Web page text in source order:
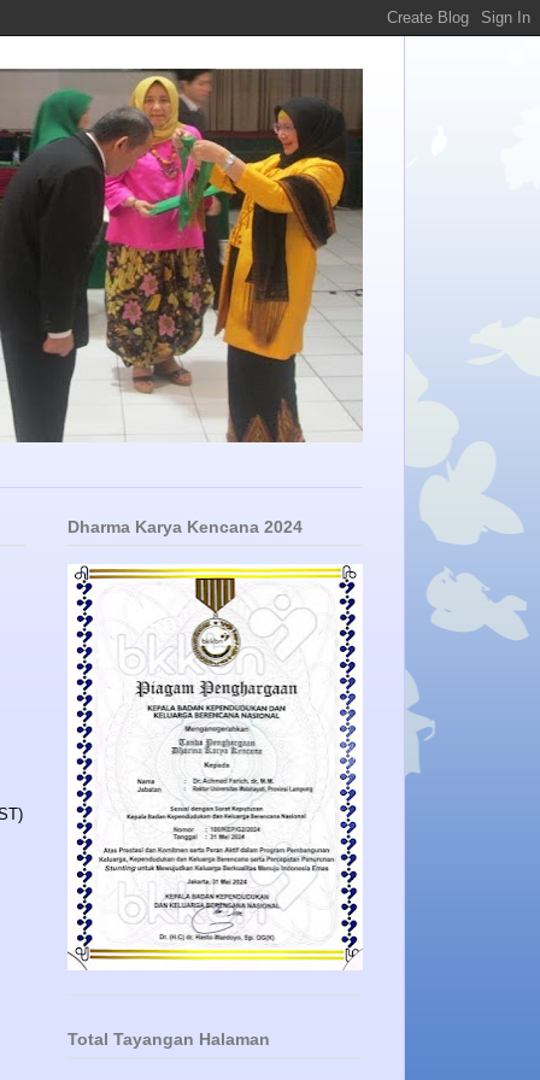
Dharma Karya Kencana 2024
Total Tayangan Halaman